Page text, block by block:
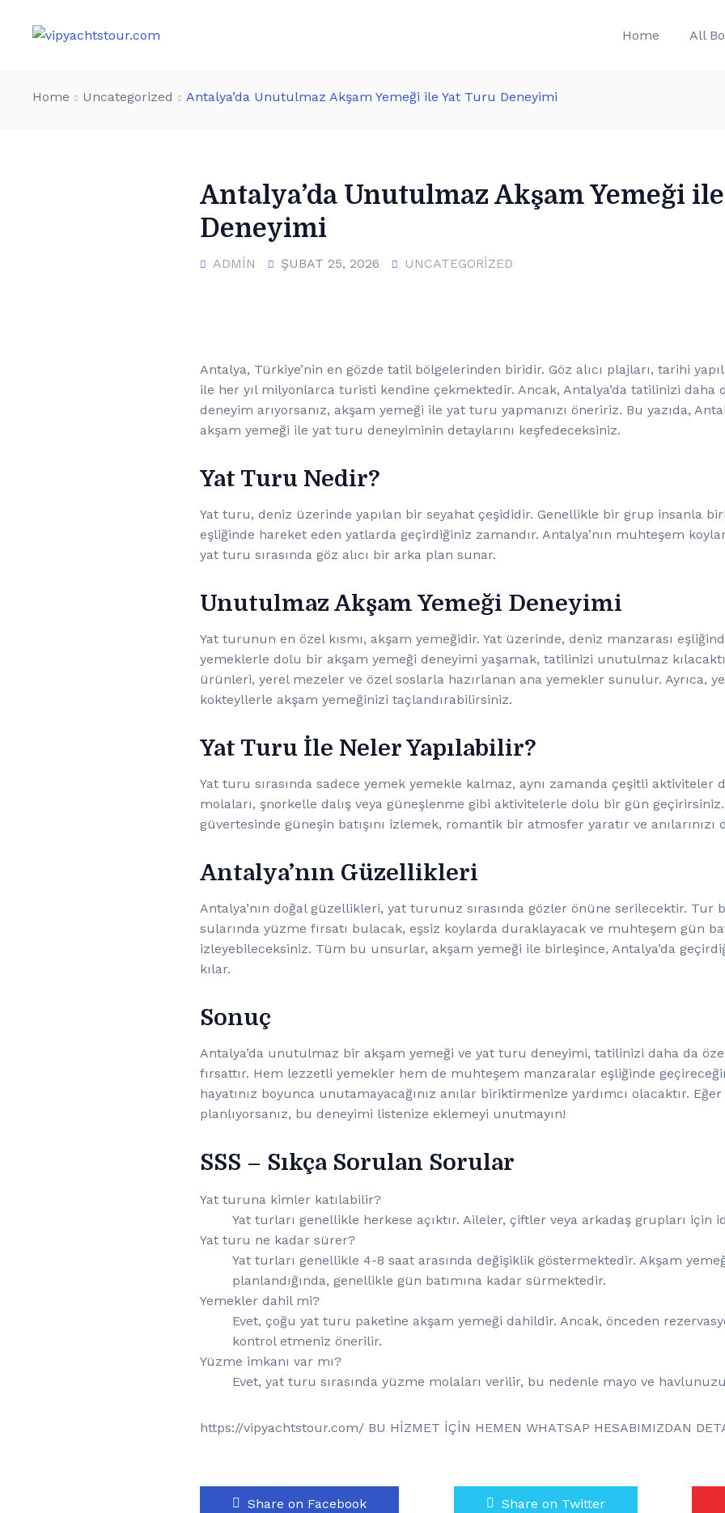
Home All
Home Uncategorized Antalya’da Unutulmaz Akşam Yemeği ile Yat Turu Deneyimi
Antalya’da Unutulmaz Akşam Yemeği
Deneyimi
ADMIN ŞUBAT 25, 2026 UNCATEGORIZED
Antalya, Türkiye’nin en gözde tatil bölgelerinden biridir. Göz alıcı plajları, tarihi
ile her yıl milyonlarca turisti kendine çekmektedir. Ancak, Antalya’da tatilinizi daha
deneyim arıyorsanız, akşam yemeği ile yat turu yapmanızı öneririz. Bu yazıda,
akşam yemeği ile yat turu deneyiminin detaylarını keşfedeceksiniz.
Yat Turu Nedir?
Yat turu, deniz üzerinde yapılan bir seyahat çeşididir. Genellikle bir grup insanla
eşliğinde hareket eden yatlarda geçirdiğiniz zamandır. Antalya’nın muhteşem
yat turu sırasında göz alıcı bir arka plan sunar.
Unutulmaz Akşam Yemeği Deneyimi
Yat turunun en özel kısmı, akşam yemeğidir. Yat üzerinde, deniz manzarası
yemeklerle dolu bir akşam yemeği deneyimi yaşamak, tatilinizi unutulmaz
ürünleri, yerel mezeler ve özel soslarla hazırlanan ana yemekler sunulur. Ayrıca,
kokteyllerle akşam yemeğinizi taçlandırabilirsiniz.
Yat Turu İle Neler Yapılabilir?
Yat turu sırasında sadece yemek yemekle kalmaz, aynı zamanda çeşitli aktiviteler
molaları, şnorkelle dalış veya güneşlenme gibi aktivitelerle dolu bir gün geçirirsiniz.
güvertesinde güneşin batışını izlemek, romantik bir atmosfer yaratır ve anılarınızı
Antalya’nın Güzellikleri
Antalya’nın doğal güzellikleri, yat turunuz sırasında gözler önüne serilecektir. Tur
sularında yüzme fırsatı bulacak, eşsiz koylarda duraklayacak ve muhteşem gün
izleyebileceksiniz. Tüm bu unsurlar, akşam yemeği ile birleşince, Antalya’da
kılar.
Sonuç
Antalya’da unutulmaz bir akşam yemeği ve yat turu deneyimi, tatilinizi daha da
fırsattır. Hem lezzetli yemekler hem de muhteşem manzaralar eşliğinde
hayatınız boyunca unutamayacağınız anılar biriktirmenize yardımcı olacaktır.
planlıyorsanız, bu deneyimi listenize eklemeyi unutmayın!
SSS – Sıkça Sorulan Sorular
Yat turuna kimler katılabilir?
Yat turları genellikle herkese açıktır. Aileler, çiftler veya arkadaş grupları için
Yat turu ne kadar sürer?
Yat turları genellikle 4-8 saat arasında değişiklik göstermektedir. Akşam
planlandığında, genellikle gün batımına kadar sürmektedir.
Yemekler dahil mi?
Evet, çoğu yat turu paketine akşam yemeği dahildir. Ancak, önceden
kontrol etmeniz önerilir.
Yüzme imkanı var mı?
Evet, yat turu sırasında yüzme molaları verilir, bu nedenle mayo ve
https://vipyachtstour.com/ BU HİZMET İÇİN HEMEN WHATSAP HESABIMIZDAN
Share on Facebook Share on Twitter